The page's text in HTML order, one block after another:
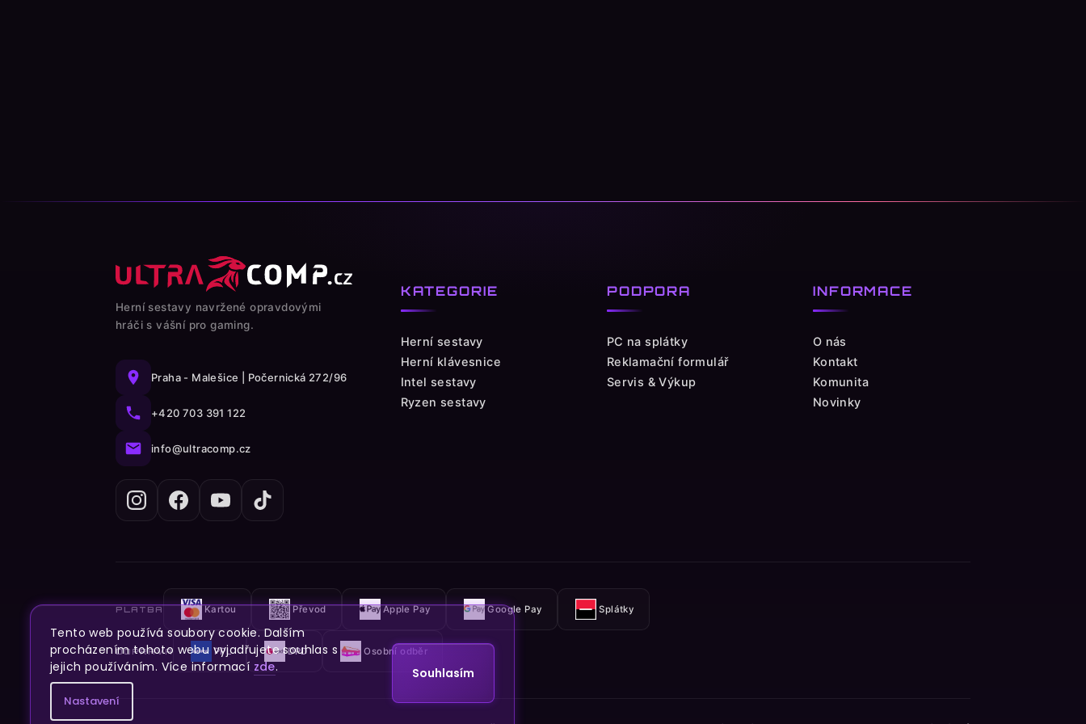
Tento web používá soubory cookie. Dalším
procházením tohoto webu vyjadřujete souhlas s
jejich používáním. Více informací zde.
Nastavení
Souhlasím
Herní sestavy navržené opravdovými
hráči s vášní pro gaming.
Praha - Malešice | Počernická 272/96
+420 703 391 122
info@ultracomp.cz
KATEGORIE
Herní sestavy
Herní klávesnice
Intel sestavy
Ryzen sestavy
PODPORA
PC na splátky
Reklamační formulář
Servis & Výkup
INFORMACE
O nás
Kontakt
Komunita
Novinky
PLATBA Kartou Převod Apple Pay Google Pay Splátky
DOPRAVA PPL DPD Osobní odběr